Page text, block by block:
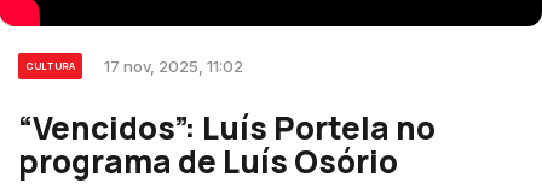
CULTURA 17 nov, 2025, 11:02
“Vencidos”: Luís Portela no
programa de Luís Osório